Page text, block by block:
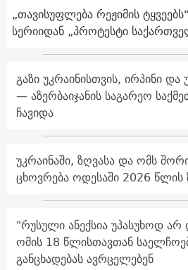
„თავისუფლება რეჟიმის
სერიიდან „პროტესტი
გაზი უკრაინისთვის, ირპინი
— აზერბაიჯანის საგარეო
ჩავიდა
უკრაინაში, ზღვასა და ომს
ცხოვრება ოდესაში 2026
"რუსული ანექსია უპასუხოდ
ომის 18 წლისთავთან
განცხადებას ავრცელებენ